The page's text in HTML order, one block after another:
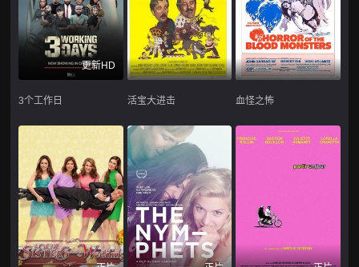
更新HD
3个工作日 活宝大进击 血怪之怖